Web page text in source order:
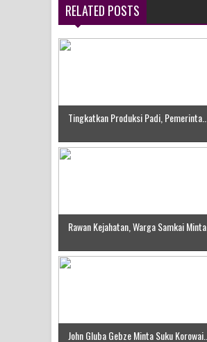
RELATED POSTS
Tingkatkan Produksi Padi, Pemerinta...
Rawan Kejahatan, Warga Samkai Minta...
John Gluba Gebze Minta Suku Korowai...